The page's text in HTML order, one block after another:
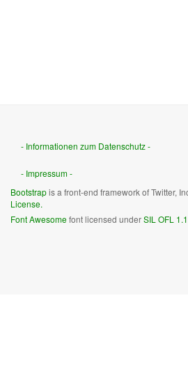
- Informationen zum Datenschutz -
- Impressum -
Bootstrapis a front-end framework of Twitter,
License.
Font Awesomefont licensed underSIL OFL 1.1